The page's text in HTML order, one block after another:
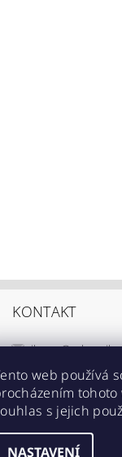
KONTAKT
ikarus@eshop-
+420 605 981 910
https://
ref=br_rs
web používá
s jejich
NASTAVENÍ